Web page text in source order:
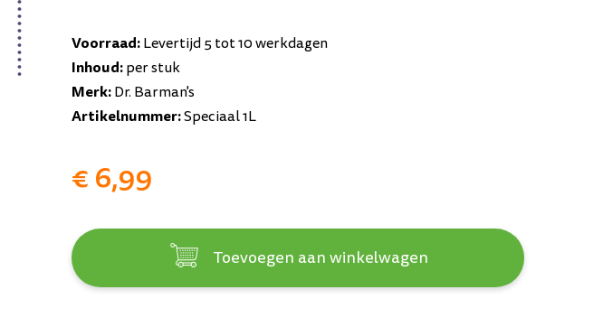
Voorraad:Levertijd 5 tot 10 werkdagen
Inhoud:per stuk
Merk:Dr. Barman's
Artikelnummer:Speciaal 1L
€ 6,99
Toevoegen aan winkelwagen